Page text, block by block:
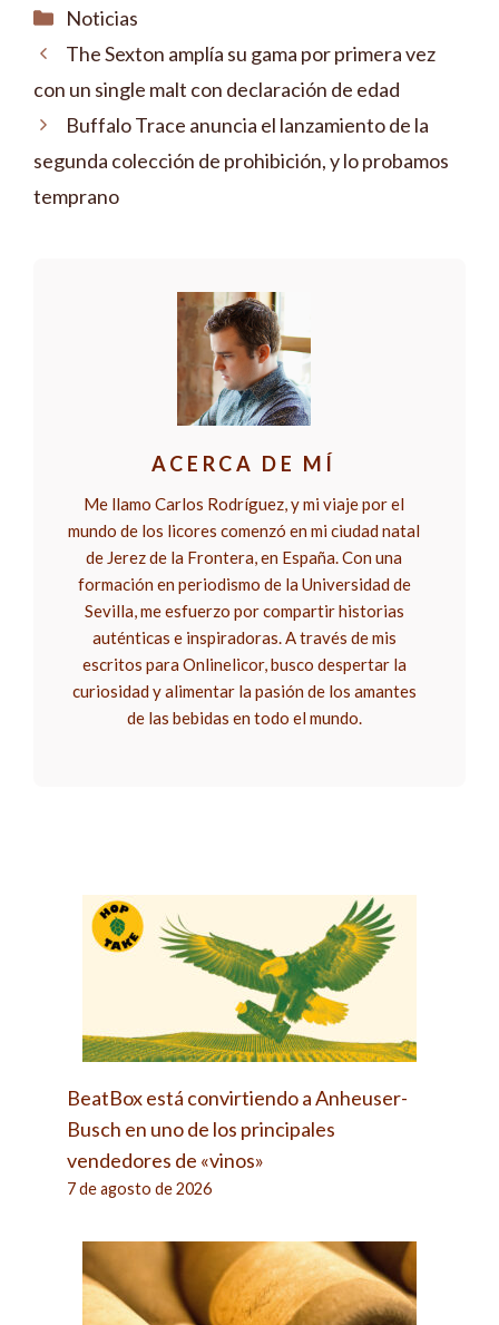
Categorías
Noticias
The Sexton amplía su gama por primera vez
con un single malt con declaración de edad
Buffalo Trace anuncia el lanzamiento de la
segunda colección de prohibición, y lo probamos
temprano
ACERCA DE MÍ
Me llamo Carlos Rodríguez, y mi viaje por el
mundo de los licores comenzó en mi ciudad natal
de Jerez de la Frontera, en España. Con una
formación en periodismo de la Universidad de
Sevilla, me esfuerzo por compartir historias
auténticas e inspiradoras. A través de mis
escritos para Onlinelicor, busco despertar la
curiosidad y alimentar la pasión de los amantes
de las bebidas en todo el mundo.
BeatBox está convirtiendo a Anheuser-
Busch en uno de los principales
vendedores de «vinos»
7 de agosto de 2026